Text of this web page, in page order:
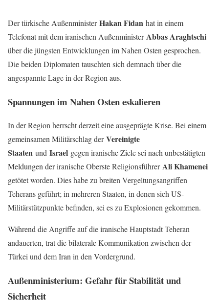
Der türkische AußenministerHakan Fidan hat in einem
Telefonat mit dem iranischen AußenministerAbbas Araghtschi
über die jüngsten Entwicklungen im Nahen Osten gesprochen.
Die beiden Diplomaten tauschten sich demnach über die
angespannte Lage in der Region aus.
Spannungen im Nahen Osten eskalieren
In der Region herrscht derzeit eine ausgeprägte Krise. Bei einem
gemeinsamen Militärschlag derVereinigte
Staaten und Israel gegen iranische Ziele sei nach unbestätigten
Meldungen der iranische Oberste ReligionsführerAli Khamenei
getötet worden. Dies habe zu breiten Vergeltungsangriffen
Teherans geführt; in mehreren Staaten, in denen sich US-
Militärstützpunkte befinden, sei es zu Explosionen gekommen.
Während die Angriffe auf die iranische Hauptstadt Teheran
andauerten, trat die bilaterale Kommunikation zwischen der
Türkei und dem Iran in den Vordergrund.
Außenministerium: Gefahr für Stabilität und
Sicherheit